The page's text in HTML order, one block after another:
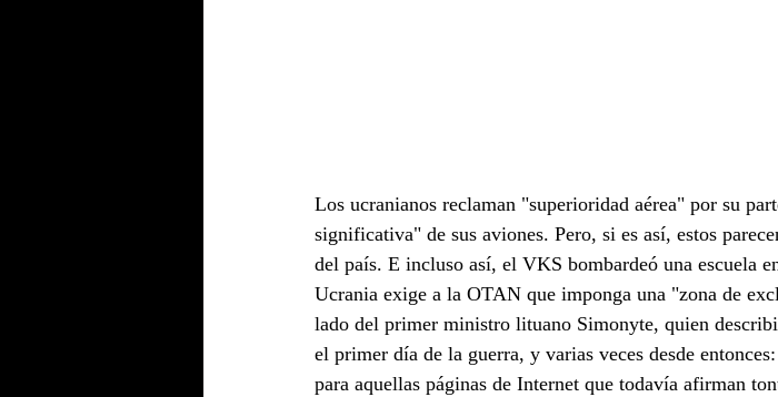
Los ucranianos reclaman "superioridad aérea" por su
significativa" de sus aviones. Pero, si es así, estos
del país. E incluso así, el VKS bombardeó una escuela
Ucrania exige a la OTAN que imponga una "zona de
lado del primer ministro lituano Simonyte, quien
el primer día de la guerra, y varias veces desde
para aquellas páginas de Internet que todavía afirman